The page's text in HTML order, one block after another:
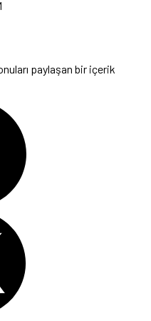
paylaşan bir içerik